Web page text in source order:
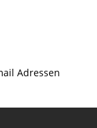
Adressen